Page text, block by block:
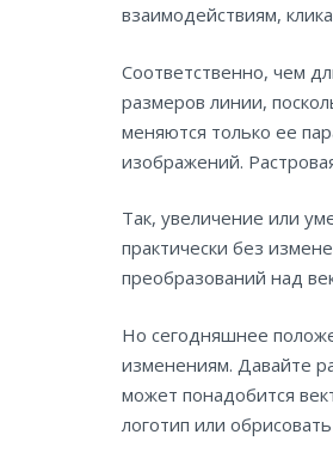
взаимодействиям,
Соответственно, чем
размеров линии,
меняются только ее
изображений.
Так, увеличение или
практически без
преобразований над
Но сегодняшнее
изменениям. Давайте
может понадобится
логотип или